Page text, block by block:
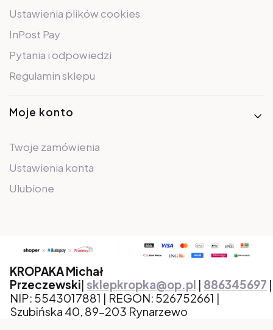
Ustawienia plików cookies
InPost Pay
Pytania i odpowiedzi
Regulamin sklepu
Moje konto
Twoje zamówienia
Ustawienia konta
Ulubione
KROPAKA Michał
Przeczewski| sklepkropka@op.pl | 886345697 |
NIP: 5543017881 | REGON: 526752661 |
Szubińska 40, 89-203 Rynarzewo